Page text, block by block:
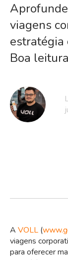
viagens
estratégia
Boa
A VOLL (
viagens
para oferecer